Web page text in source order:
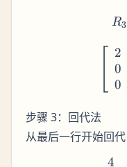
R3
2
0
0
步骤 3：回代法
从最后一行开始回代
4